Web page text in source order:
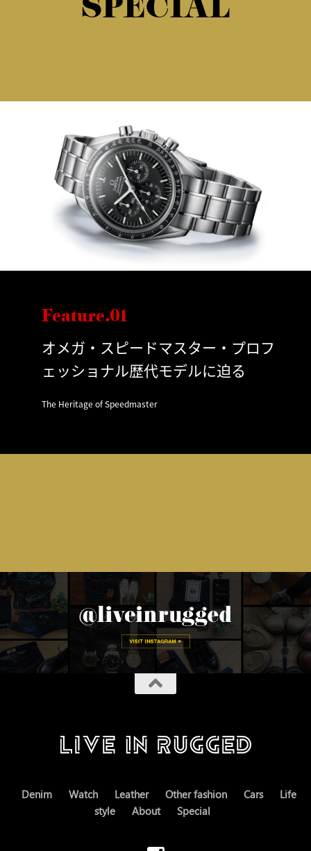
SPECIAL
Feature.01
オメガ・スピードマスター・プロフ
ェッショナル歴代モデルに迫る
The Heritage of Speedmaster
Denim Watch Leather Other fashion Cars
Life
style
About Special